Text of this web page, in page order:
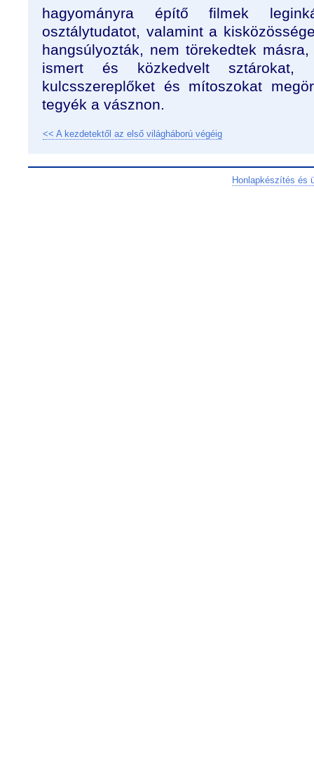
hagyományra építő filmek
osztálytudatot, valamint a
hangsúlyozták, nem törekedtek
ismert és közkedvelt sztárokat,
kulcsszereplőket és mítoszokat
tegyék a vásznon.
<< A kezdetektől az első világháború végéig
Honlapkészítés és